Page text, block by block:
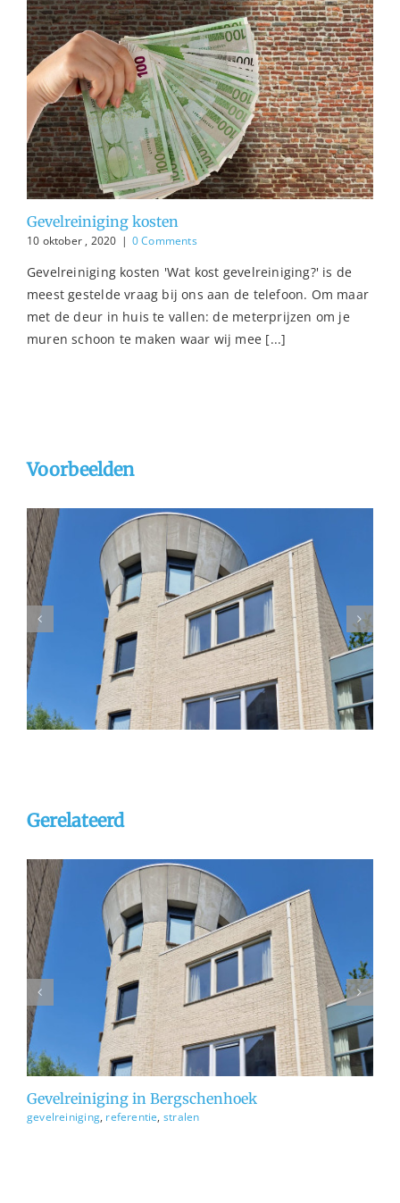
Gevelreiniging kosten
10 oktober , 2020 | 0 Comments
Gevelreiniging kosten 'Wat kost gevelreiniging?' is de
meest gestelde vraag bij ons aan de telefoon. Om maar
met de deur in huis te vallen: de meterprijzen om je
muren schoon te maken waar wij mee [...]
Voorbeelden
Gevelrenovatie Dordrecht
gevelreiniging referentie stralen
Gerelateerd
Gevelreiniging in Bergschenhoek
gevelreiniging, referentie, stralen
gevelreiniging referentie stralen